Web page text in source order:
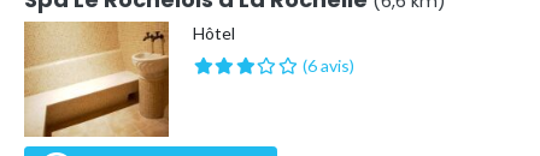
Hôtel
(6 avis)